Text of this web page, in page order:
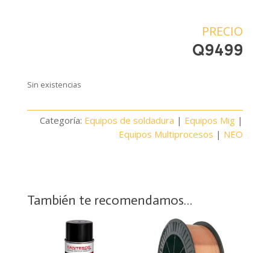
PRECIO
Q9499
Sin existencias
Categoría: Equipos de soldadura | Equipos Mig |
Equipos Multiprocesos | NEO
También te recomendamos…